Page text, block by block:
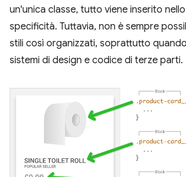
un'unica classe, tutto viene inserito
specificità. Tuttavia, non è sempre
stili così organizzati, soprattutto
sistemi di design e codice di terze parti.